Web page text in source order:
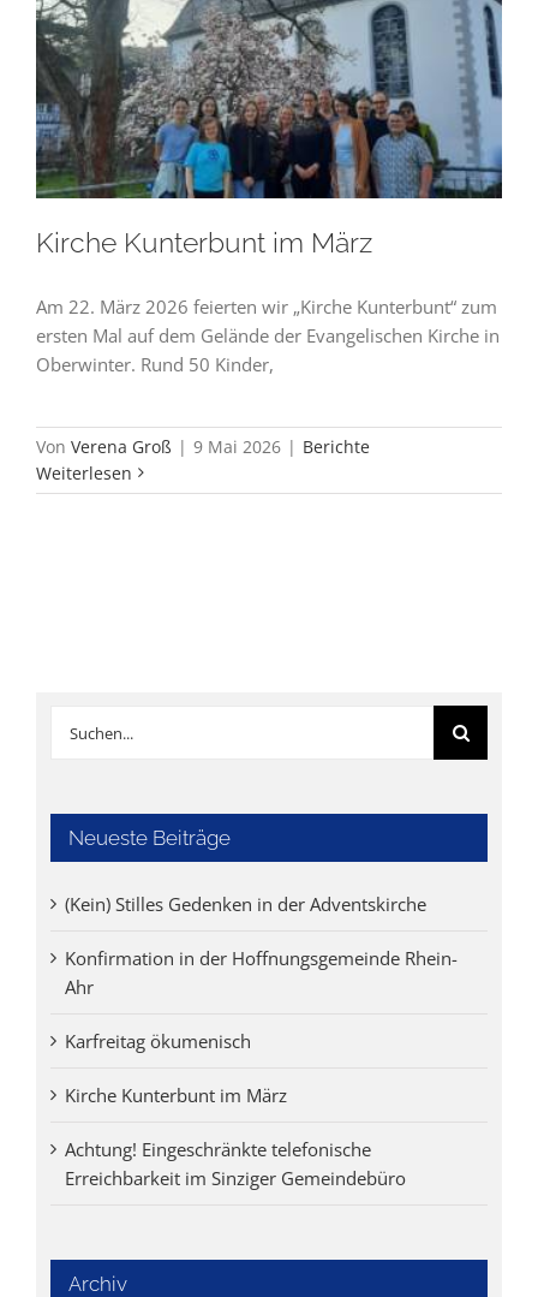
Kirche Kunterbunt im März
Am 22. März 2026 feierten wir „Kirche Kunterbunt“ zum
ersten Mal auf dem Gelände der Evangelischen Kirche in
Oberwinter. Rund 50 Kinder,
Von Verena Groß | 9 Mai 2026 | Berichte
Weiterlesen
Neueste Beiträge
(Kein) Stilles Gedenken in der Adventskirche
Konfirmation in der Hoffnungsgemeinde Rhein-
Ahr
Karfreitag ökumenisch
Kirche Kunterbunt im März
Achtung! Eingeschränkte telefonische
Erreichbarkeit im Sinziger Gemeindebüro
Archiv